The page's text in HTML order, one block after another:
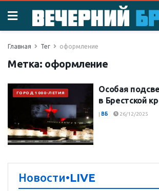
Главная Тег оформление
Метка: оформление
ГОРОД 1000-ЛЕТИЯ
Особая
в Брестской
| ВБ 26/12/2025
Новости•LIVE